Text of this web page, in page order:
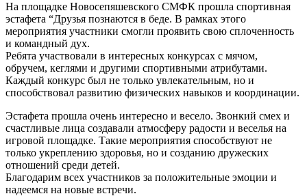
На площадке Новосепяшевского СМФК прошла спортивная
эстафета “Друзья познаются в беде. В рамках этого
мероприятия участники смогли проявить свою сплоченность
и командный дух.
Ребята участвовали в интересных конкурсах с мячом,
обручем, кеглями и другими спортивными атрибутами.
Каждый конкурс был не только увлекательным, но и
способствовал развитию физических навыков и координации.
Эстафета прошла очень интересно и весело. Звонкий смех и
счастливые лица создавали атмосферу радости и веселья на
игровой площадке. Такие мероприятия способствуют не
только укреплению здоровья, но и созданию дружеских
отношений среди детей.
Благодарим всех участников за положительные эмоции и
надеемся на новые встречи.